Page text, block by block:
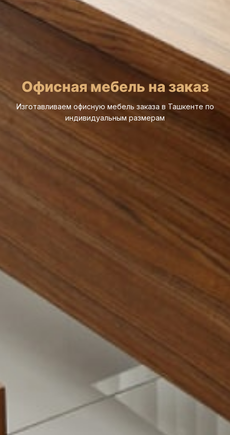
Офисная мебель на заказ
Изготавливаем офисную мебель заказа в Ташкенте по
индивидуальным размерам